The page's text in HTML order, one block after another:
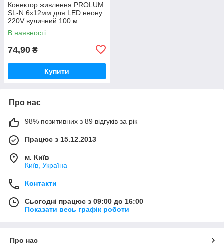
Конектор живлення PROLUM
SL-N 6x12мм для LED неону
220V вуличний 100 м
В наявності
74,90 ₴
Купити
Про нас
98% позитивних з 89 відгуків за рік
Працює з 15.12.2013
м. Київ
Київ, Україна
Контакти
Сьогодні працює з 09:00 до 16:00
Показати весь графік роботи
Про нас